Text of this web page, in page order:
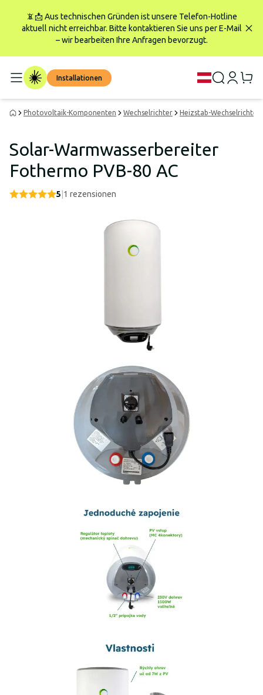
📵📩 Aus technischen Gründen ist unsere Telefon-Hotline
aktuell nicht erreichbar. Bitte kontaktieren Sie uns per E-Mail
– wir bearbeiten Ihre Anfragen bevorzugt.
Installationen
Photovoltaik-Komponenten Wechselrichter Heizstab-Wechselrichter
Solar-Warmwasserbereiter
Fothermo PVB-80 AC
5 1 rezensionen